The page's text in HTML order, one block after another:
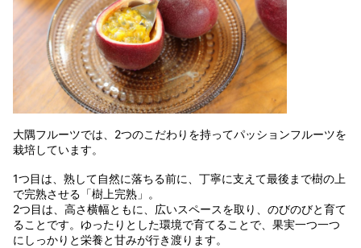
大隅フルーツでは、2つのこだわりを持ってパッションフルーツを
栽培しています。
1つ目は、熟して自然に落ちる前に、丁寧に支えて最後まで樹の上
で完熟させる「樹上完熟」。
2つ目は、高さ横幅ともに、広いスペースを取り、のびのびと育て
ることです。ゆったりとした環境で育てることで、果実一つ一つ
にしっかりと栄養と甘みが行き渡ります。